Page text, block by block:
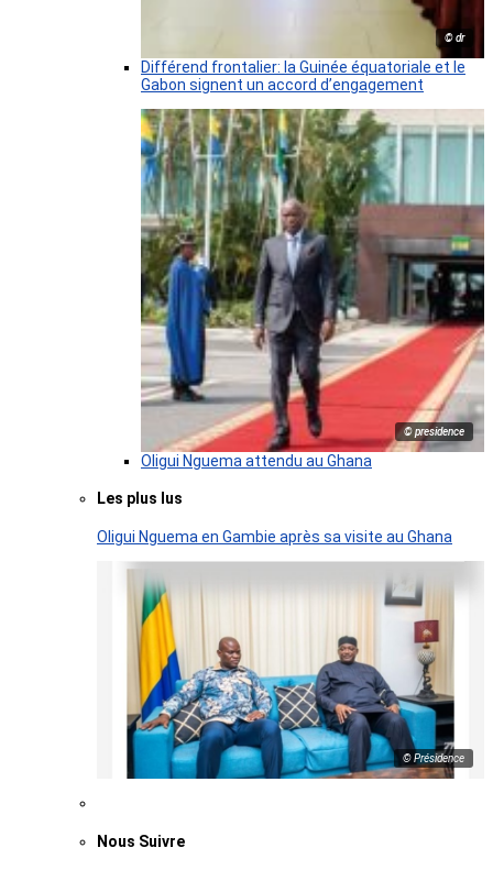
© dr
Différend frontalier: la Guinée équatoriale et le
Gabon signent un accord d’engagement
© presidence
Oligui Nguema attendu au Ghana
Les plus lus
Oligui Nguema en Gambie après sa visite au Ghana
© Présidence
Nous Suivre